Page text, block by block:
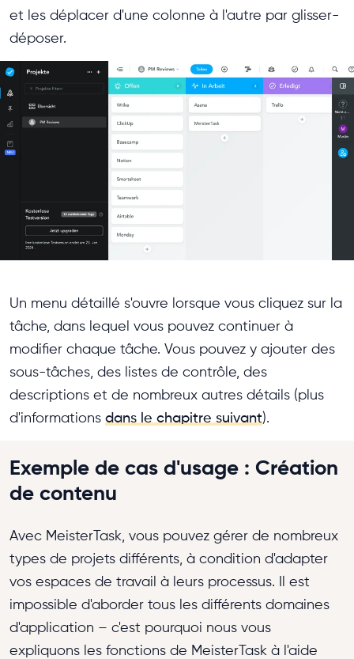
et les déplacer d'une colonne à l'autre par glisser-
déposer.
Un menu détaillé s'ouvre lorsque vous cliquez sur la
tâche, dans lequel vous pouvez continuer à
modifier chaque tâche. Vous pouvez y ajouter des
sous-tâches, des listes de contrôle, des
descriptions et de nombreux autres détails (plus
d'informations dans le chapitre suivant).
Exemple de cas d'usage : Création
de contenu
Avec MeisterTask, vous pouvez gérer de nombreux
types de projets différents, à condition d'adapter
vos espaces de travail à leurs processus. Il est
impossible d'aborder tous les différents domaines
d'application – c'est pourquoi nous vous
expliquons les fonctions de MeisterTask à l'aide